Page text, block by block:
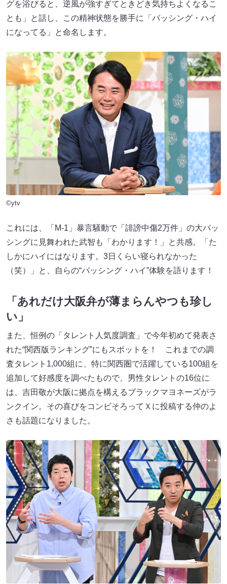
グを浴びると、逆風が強すぎてときどき気持ちよくなるこ
とも」と話し、この精神状態を勝手に「バッシング・ハイ
になってる」と命名します。
©ytv
これには、「M-1」暴言騒動で「誹謗中傷2万件」の大バッ
シングに見舞われた武智も「わかります！」と共感。「た
しかにハイにはなります。3日くらい寝られなかった
（笑）」と、自らの“バッシング・ハイ”体験を語ります！
「あれだけ大阪弁が薄まらんやつも珍し
い」
また、恒例の「タレント人気度調査」で今年初めて発表さ
れた“関西版ランキング”にもスポットを！ これまでの調
査タレント1,000組に、特に関西圏で活躍している100組を
追加して好感度を調べたもので、男性タレントの16位に
は、吉田敬が大阪に拠点を構えるブラックマヨネーズがラ
ンクイン。その喜びをコンビそろってＸに投稿する仲のよ
さも話題になりました。